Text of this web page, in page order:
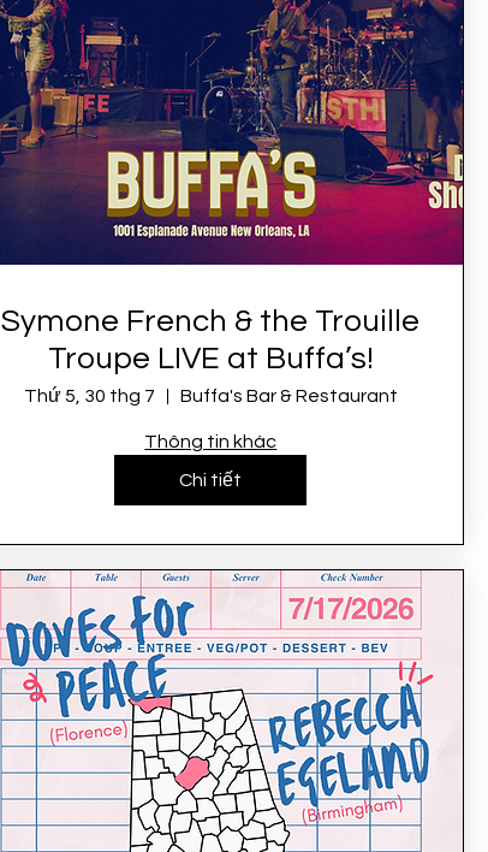
Symone French & the Trouille
Troupe LIVE at Buffa’s!
Thứ 5, 30 thg 7 Buffa's Bar & Restaurant
Thông tin khác
Chi tiết